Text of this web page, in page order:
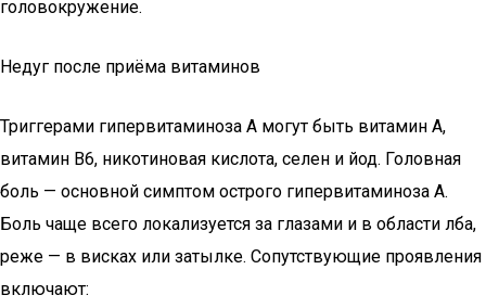
головокружение.
Недуг после приёма витаминов
Триггерами гипервитаминоза A могут быть витамин A,
витамин B6, никотиновая кислота, селен и йод. Головная
боль — основной симптом острого гипервитаминоза A.
Боль чаще всего локализуется за глазами и в области лба,
реже — в висках или затылке. Сопутствующие проявления
включают: